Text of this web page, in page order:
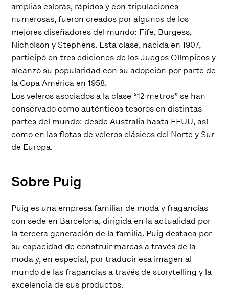
amplias esloras, rápidos y con tripulaciones
numerosas, fueron creados por algunos de los
mejores diseñadores del mundo: Fife, Burgess,
Nicholson y Stephens. Esta clase, nacida en 1907,
participó en tres ediciones de los Juegos Olímpicos y
alcanzó su popularidad con su adopción por parte de
la Copa América en 1958.
Los veleros asociados a la clase “12 metros” se han
conservado como auténticos tesoros en distintas
partes del mundo: desde Australia hasta EEUU, así
como en las flotas de veleros clásicos del Norte y Sur
de Europa.
Sobre Puig
Puig es una empresa familiar de moda y fragancias
con sede en Barcelona, dirigida en la actualidad por
la tercera generación de la familia. Puig destaca por
su capacidad de construir marcas a través de la
moda y, en especial, por traducir esa imagen al
mundo de las fragancias a través de storytelling y la
excelencia de sus productos.